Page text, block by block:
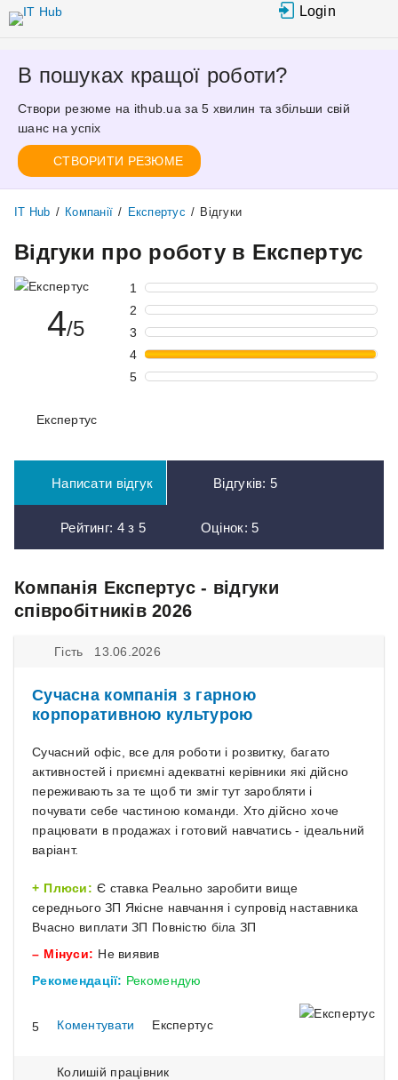
Перейти до основного вмістуLogin
В пошуках кращої роботи?
Створи резюме на ithub.ua за 5 хвилин та збільши свій
шанс на успіх
СТВОРИТИ РЕЗЮМЕ
IT Hub / Компанії / Експертус / Відгуки
Відгуки про роботу в Експертус
4/5
1
2
3
4
5
Експертус
Написати відгук Відгуків:5
Рейтинг: 4з 5 Оцінок:5
Компанія Експертус - відгуки
співробітників 2026
Гість 13.06.2026
Сучасна компанія з гарною
корпоративною культурою
Сучасний офіс, все для роботи і розвитку, багато
активностей і приємні адекватні керівники які дійсно
переживають за те щоб ти зміг тут заробляти і
почувати себе частиною команди. Хто дійсно хоче
працювати в продажах і готовий навчатись - ідеальний
варіант.
Плюси: Є ставка Реально заробити вище
середнього ЗП Якісне навчання і супровід наставника
Вчасно виплати ЗП Повністю біла ЗП
Мінуси: Не виявив
Рекомендації: Рекомендую
5 Коментувати Експертус
Колишій працівник